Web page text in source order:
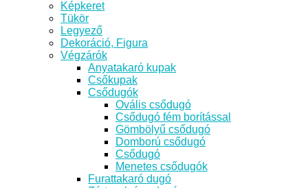
Képkeret
Tükör
Legyező
Dekoráció, Figura
Végzárók
Anyatakaró kupak
Csőkupak
Csődugók
Ovális csődugó
Csődugó fém borítással
Gömbölyű csődugó
Domború csődugó
Csődugó
Menetes csődugók
Furattakaró dugó